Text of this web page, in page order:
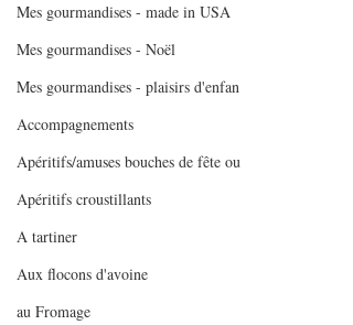
Mes gourmandises - made in USA
Mes gourmandises - Noël
Mes gourmandises - plaisirs d'enfan
Accompagnements
Apéritifs/amuses bouches de fête ou
Apéritifs croustillants
A tartiner
Aux flocons d'avoine
au Fromage